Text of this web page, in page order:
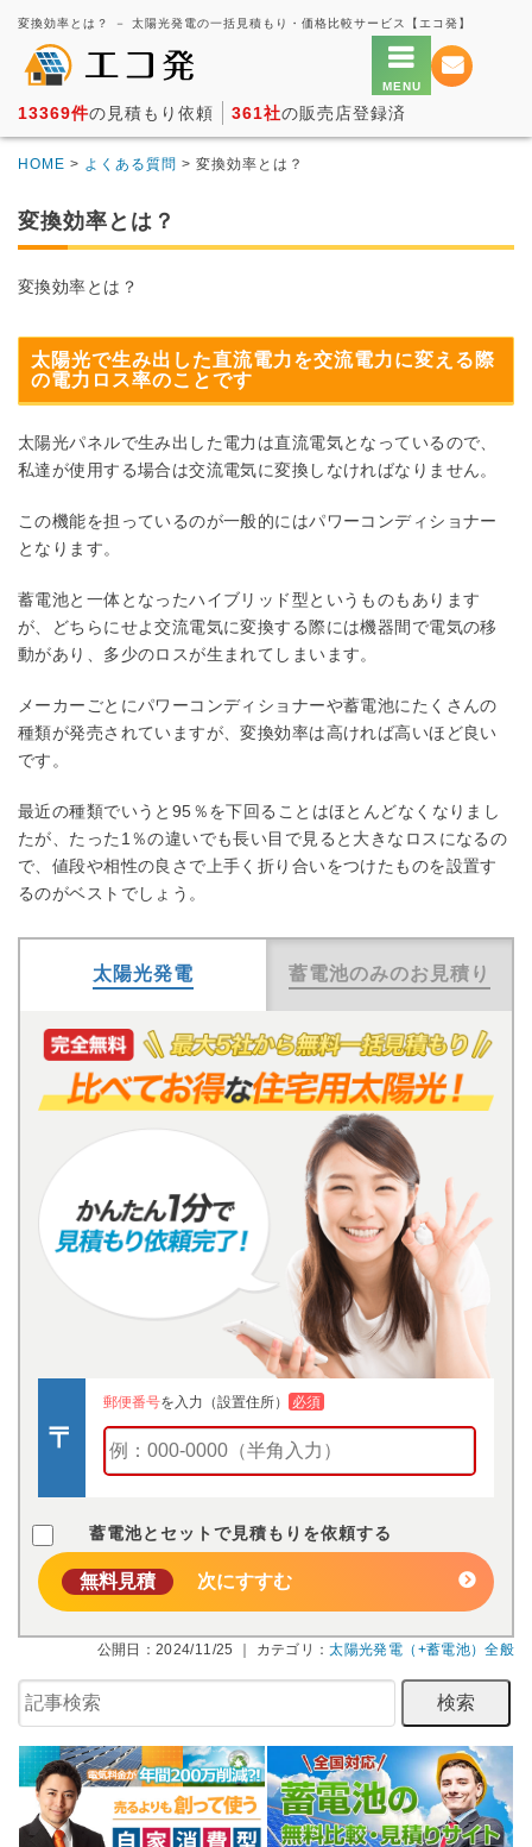
変換効率とは？ － 太陽光発電の一括見積もり・価格比較サービス【エコ発】
13369件の見積もり依頼 361社の販売店登録済
HOME > よくある質問 > 変換効率とは？
変換効率とは？
変換効率とは？
太陽光で生み出した直流電力を交流電力に変える際
の電力ロス率のことです
太陽光パネルで生み出した電力は直流電気となっているので、
私達が使用する場合は交流電気に変換しなければなりません。
この機能を担っているのが一般的にはパワーコンディショナー
となります。
蓄電池と一体となったハイブリッド型というものもあります
が、どちらにせよ交流電気に変換する際には機器間で電気の移
動があり、多少のロスが生まれてしまいます。
メーカーごとにパワーコンディショナーや蓄電池にたくさんの
種類が発売されていますが、変換効率は高ければ高いほど良い
です。
最近の種類でいうと95％を下回ることはほとんどなくなりまし
たが、たった1％の違いでも長い目で見ると大きなロスになるの
で、値段や相性の良さで上手く折り合いをつけたものを設置す
るのがベストでしょう。
太陽光発電 蓄電池のみのお見積り
郵便番号を入力（設置住所） 必須
蓄電池とセットで見積もりを依頼する
無料見積 次にすすむ
公開日：2024/11/25 ｜ カテゴリ：太陽光発電（+蓄電池）全般